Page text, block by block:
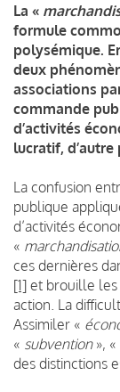
La «
formule
polysémique.
deux
associations
commande
d’activités
lucratif, d’autre
La confusion
publique
d’activités
«
ces dernières
[1] et brouille les
action. La
Assimiler «
« subvention», «
des distinctions